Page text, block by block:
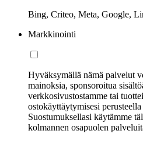
Bing, Criteo, Meta, Google,
Markkinointi
Hyväksymällä nämä palvelut
mainoksia, sponsoroitua
verkkosivustostamme tai
ostokäyttäytymisesi
Suostumuksellasi käytämme
kolmannen osapuolen